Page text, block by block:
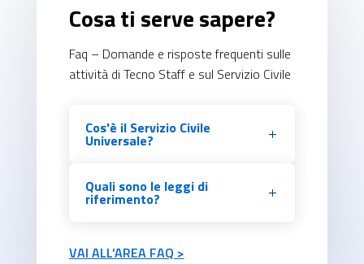
Cosa ti serve sapere?
Faq – Domande e risposte frequenti sulle
attività di Tecno Staff e sul Servizio Civile
Cos'è il Servizio Civile
Universale?
Quali sono le leggi di
riferimento?
VAI ALL’AREA FAQ >